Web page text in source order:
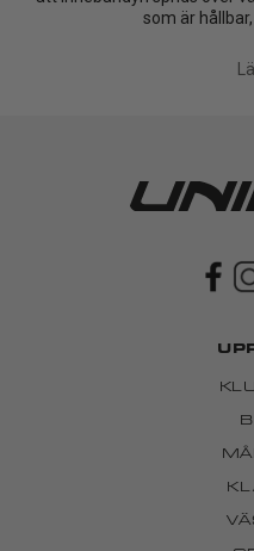
som är hållbar,